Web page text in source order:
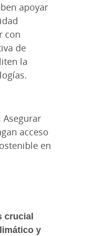
apoyar
con
de
la
Asegurar
acceso
en
crucial
y